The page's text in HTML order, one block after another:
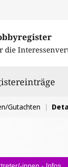
die
Gutachten
innen - Infos